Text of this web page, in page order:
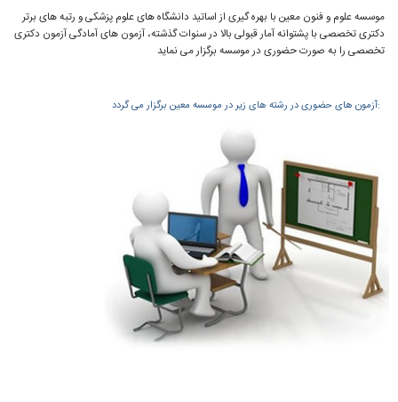
موسسه علوم و فنون معین با بهره گیری از اساتید دانشگاه های علوم پزشکی و رتبه های برتر
دکتری تخصصی با پشتوانه آمار قبولی بالا در سنوات گذشته، آزمون های آمادگی آزمون دکتری
تخصصی را به صورت حضوری در موسسه برگزار می نماید
:آزمون های حضوری در رشته های زیر در موسسه معین برگزار می گردد